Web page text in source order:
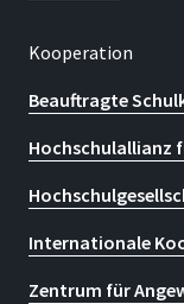
Kooperation
Beauftragte
Hochschulallianz
Internationale
Zentrum für